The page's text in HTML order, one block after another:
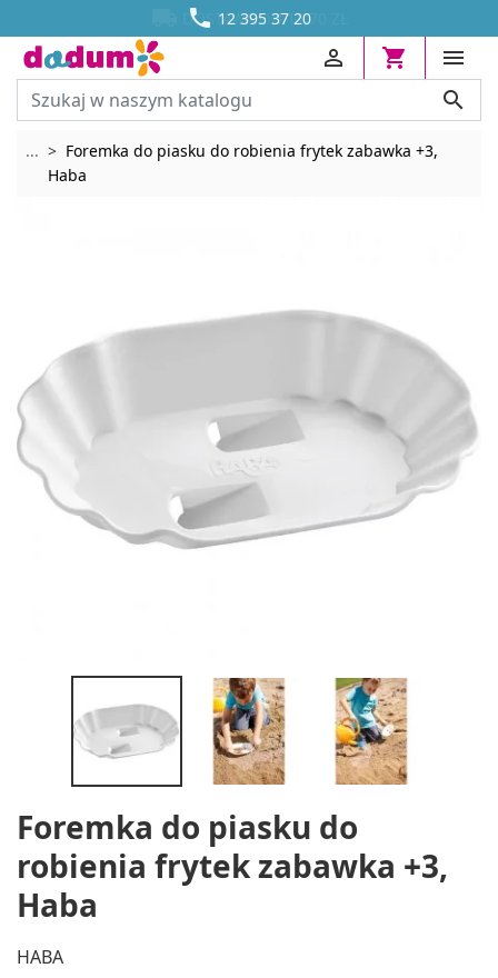
 12 395 37 20
DOSTAWA OD 13,70 ZŁ





... Rozwiń breadcrumbs
Foremka do piasku do robienia frytek zabawka +3,
Haba
Foremka do piasku do
robienia frytek zabawka +3,
Haba
HABA